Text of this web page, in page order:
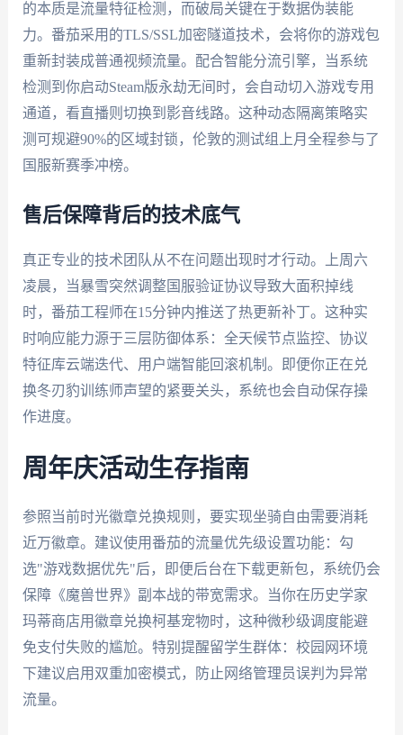
的本质是流量特征检测，而破局关键在于数据伪装能
力。番茄采用的TLS/SSL加密隧道技术，会将你的游戏包
重新封装成普通视频流量。配合智能分流引擎，当系统
检测到你启动Steam版永劫无间时，会自动切入游戏专用
通道，看直播则切换到影音线路。这种动态隔离策略实
测可规避90%的区域封锁，伦敦的测试组上月全程参与了
国服新赛季冲榜。
售后保障背后的技术底气
真正专业的技术团队从不在问题出现时才行动。上周六
凌晨，当暴雪突然调整国服验证协议导致大面积掉线
时，番茄工程师在15分钟内推送了热更新补丁。这种实
时响应能力源于三层防御体系：全天候节点监控、协议
特征库云端迭代、用户端智能回滚机制。即便你正在兑
换冬刃豹训练师声望的紧要关头，系统也会自动保存操
作进度。
周年庆活动生存指南
参照当前时光徽章兑换规则，要实现坐骑自由需要消耗
近万徽章。建议使用番茄的流量优先级设置功能：勾
选"游戏数据优先"后，即便后台在下载更新包，系统仍会
保障《魔兽世界》副本战的带宽需求。当你在历史学家
玛蒂商店用徽章兑换柯基宠物时，这种微秒级调度能避
免支付失败的尴尬。特别提醒留学生群体：校园网环境
下建议启用双重加密模式，防止网络管理员误判为异常
流量。